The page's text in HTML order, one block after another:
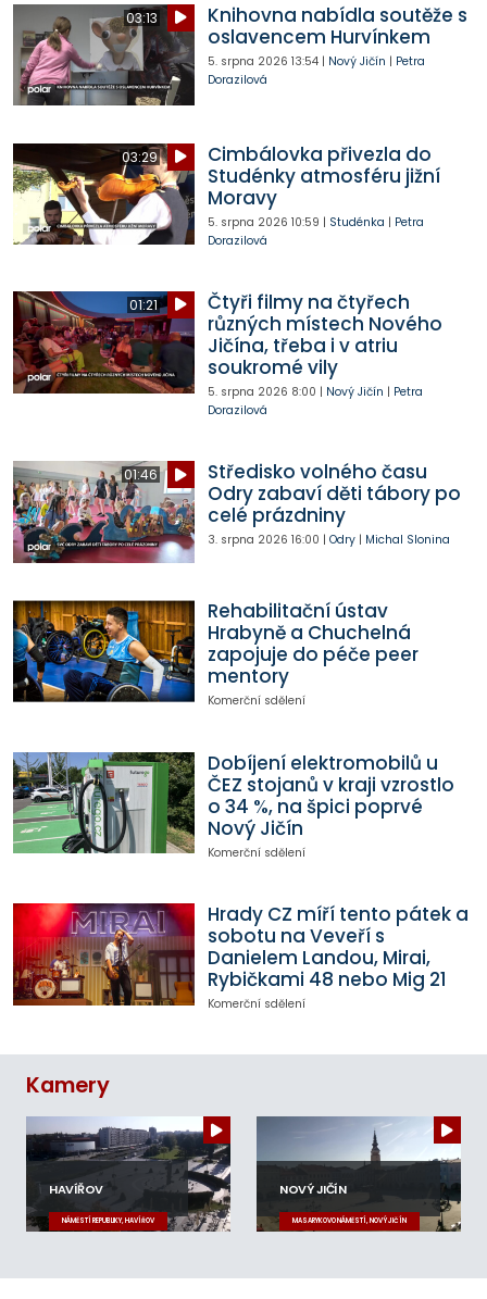
03:13
Knihovna nabídla soutěže s
oslavencem Hurvínkem
5. srpna 2026 13:54| Nový Jičín | Petra
Dorazilová
03:29
Cimbálovka přivezla do
Studénky atmosféru jižní
Moravy
5. srpna 2026 10:59 | Studénka | Petra
Dorazilová
01:21
Čtyři filmy na čtyřech
různých místech Nového
Jičína, třeba i v atriu
soukromé vily
5. srpna 2026 8:00 | Nový Jičín | Petra
Dorazilová
01:46
Středisko volného času
Odry zabaví děti tábory po
celé prázdniny
3. srpna 2026 16:00 | Odry| Michal Slonina
Rehabilitační ústav
Hrabyně a Chuchelná
zapojuje do péče peer
mentory
Komerční sdělení
Dobíjení elektromobilů u
ČEZ stojanů v kraji vzrostlo
o 34 %, na špici poprvé
Nový Jičín
Komerční sdělení
Hrady CZ míří tento pátek a
sobotu na Veveří s
Danielem Landou, Mirai,
Rybičkami 48 nebo Mig 21
Komerční sdělení
Kamery
HAVÍŘOV
NÁMĚSTÍ REPUBLIKY, HAVÍŘOV
NOVÝ JIČÍN
MASARYKOVO NÁMĚSTÍ, NOVÝ JIČÍN